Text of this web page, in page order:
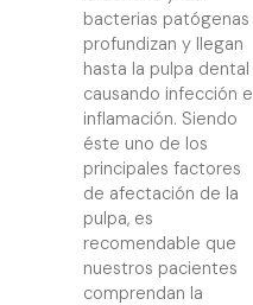
bacterias patógenas
profundizan y llegan
hasta la pulpa dental
causando infección e
inflamación. Siendo
éste uno de los
principales factores
de afectación de la
pulpa, es
recomendable que
nuestros pacientes
comprendan la